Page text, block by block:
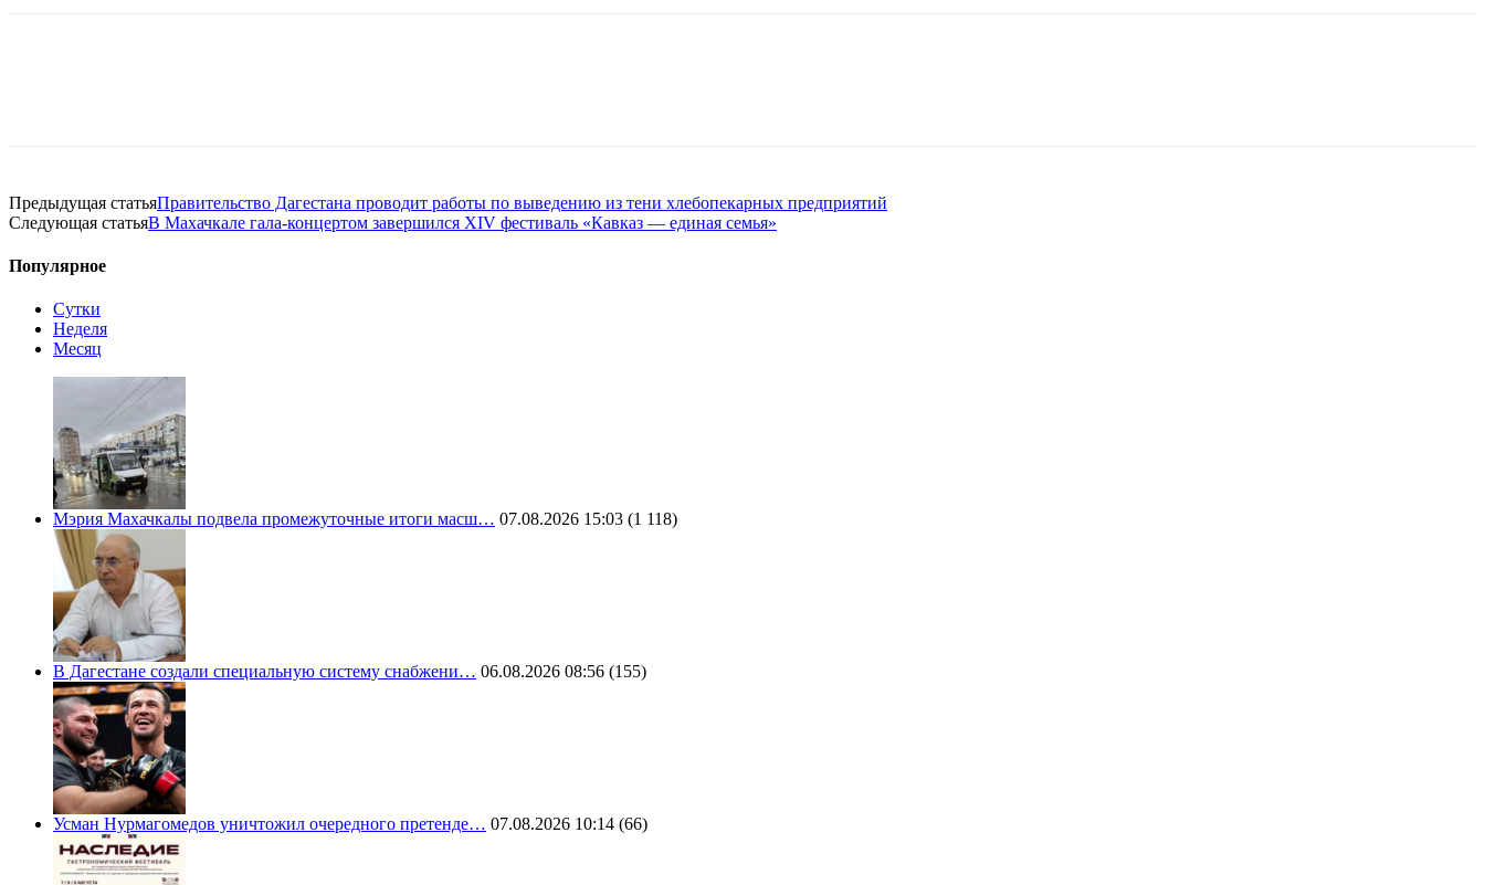
Предыдущая статьяПравительство Дагестана проводит работы по выведению из тени хлебопекарных предприятий
Следующая статьяВ Махачкале гала-концертом завершился XIV фестиваль «Кавказ — единая семья»
Популярное
Сутки
Неделя
Месяц
Мэрия Махачкалы подвела промежуточные итоги масш… 07.08.2026 15:03 (1 118)
В Дагестане создали специальную систему снабжени… 06.08.2026 08:56 (155)
Усман Нурмагомедов уничтожил очередного претенде… 07.08.2026 10:14 (66)